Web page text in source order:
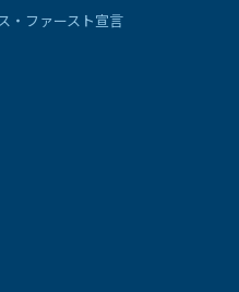
・ファースト宣言